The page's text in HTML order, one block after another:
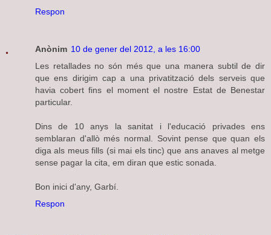
Respon
Anònim 10 de gener del 2012, a les 16:00
Les retallades no són més que una manera subtil de dir
que ens dirigim cap a una privatització dels serveis que
havia cobert fins el moment el nostre Estat de Benestar
particular.
Dins de 10 anys la sanitat i l'educació privades ens
semblaran d'allò més normal. Sovint pense que quan els
diga als meus fills (si mai els tinc) que ans anaves al metge
sense pagar la cita, em diran que estic sonada.
Bon inici d'any, Garbí.
Respon